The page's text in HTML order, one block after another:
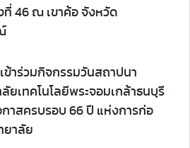
ที่ 46 ณ เขาค้อ จังหวัด
ข้าร่วมกิจกรรมวันสถาปนา
ยเทคโนโลยีพระจอมเกล้าธนบุรี
กาสครบรอบ 66 ปี แห่งการก่อ
ยาลัย